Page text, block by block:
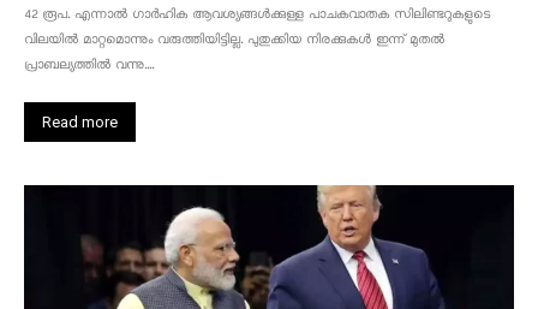
42 രൂപ. എന്നാൽ ഗാർഹിക ആവശ്യങ്ങൾക്കുള്ള പാചകവാതക സിലിണ്ടറുകളുടെ
വിലയിൽ മാറ്റമൊന്നും വരുത്തിയിട്ടില്ല. പുതുക്കിയ നിരക്കുകൾ ഇന്ന് മുതൽ
പ്രാബല്യത്തിൽ വന്നു....
Read more